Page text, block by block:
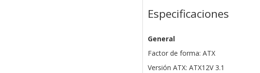
Especificaciones
General
Factor de forma: ATX
Versión ATX: ATX12V 3.1